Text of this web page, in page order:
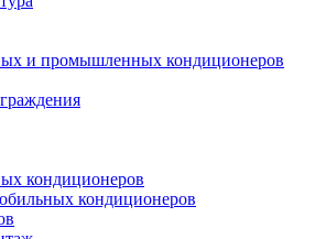
и промышленных кондиционеров
кондиционеров
кондиционеров